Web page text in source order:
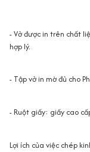
- Vở được in trên chất
hợp lý.
- Tập vở in mờ đủ cho
- Ruột giấy: giấy cao
Lợi ích của việc chép